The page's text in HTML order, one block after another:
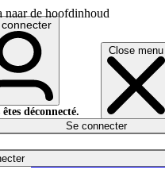
naar de hoofdinhoud
Close menu
êtes déconnecté.
Se connecter